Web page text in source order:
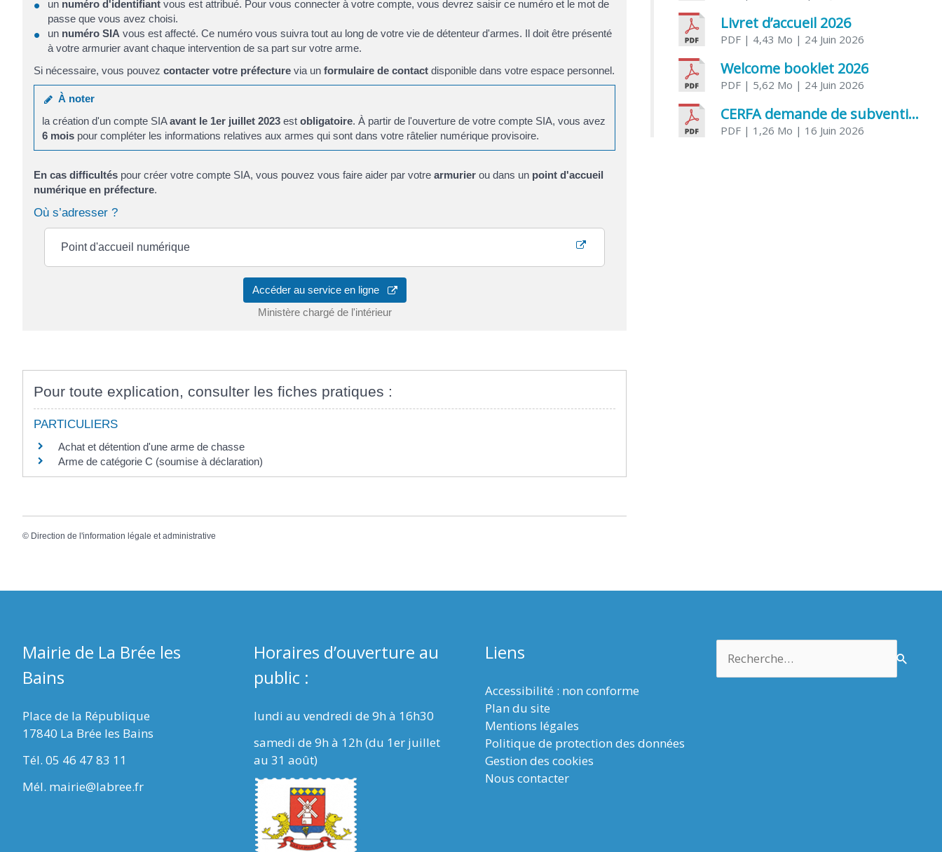
un numéro d'identifiant vous est attribué. Pour vous connecter à votre compte, vous devrez saisir ce numéro et le mot de
passe que vous avez choisi.
un numéro SIA vous est affecté. Ce numéro vous suivra tout au long de votre vie de détenteur d'armes. Il doit être présenté
à votre armurier avant chaque intervention de sa part sur votre arme.
Si nécessaire, vous pouvez contacter votre préfecture via un formulaire de contact disponible dans votre espace personnel.
À noter
la création d'un compte SIAavant le 1er juillet 2023 estobligatoire. À partir de l'ouverture de votre compte SIA, vous avez
6 mois pour compléter les informations relatives aux armes qui sont dans votre râtelier numérique provisoire.
En cas difficultés pour créer votre compte SIA, vous pouvez vous faire aider par votre armurier ou dans un point d'accueil
numérique en préfecture.
Où s’adresser ?
Point d'accueil numérique
Accéder au service en ligne
Ministère chargé de l'intérieur
Pour toute explication, consulter les fiches pratiques :
PARTICULIERS
Achat et détention d'une arme de chasse
Arme de catégorie C (soumise à déclaration)
© Direction de l'information légale et administrative
Livret d’accueil 2026
PDF | 4,43 Mo | 24 Juin 2026
Welcome booklet 2026
PDF | 5,62 Mo | 24 Juin 2026
CERFA demande de subvention association
PDF | 1,26 Mo | 16 Juin 2026
Mairie de La Brée les
Bains
Place de la République
17840 La Brée les Bains
Tél. 05 46 47 83 11
Mél. mairie@labree.fr
Horaires d’ouverture au
public :
lundi au vendredi de 9h à 16h30
samedi de 9h à 12h (du 1er juillet
au 31 août)
Liens
Accessibilité : non conforme
Plan du site
Mentions légales
Politique de protection des données
Gestion des cookies
Nous contacter